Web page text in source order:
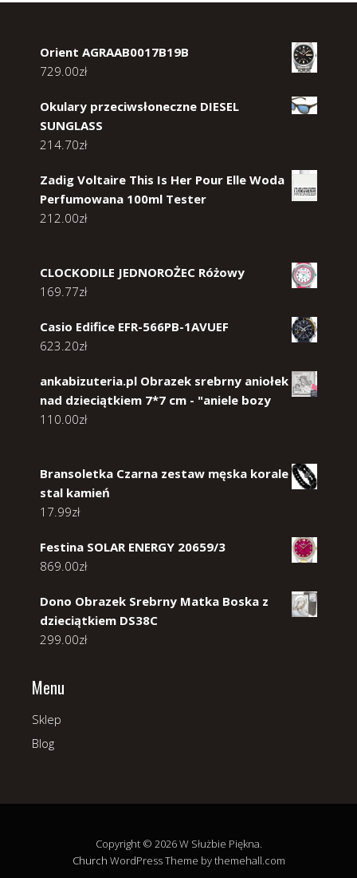
Orient AGRAAB0017B19B
729.00zł
Okulary przeciwsłoneczne DIESEL
SUNGLASS
214.70zł
Zadig Voltaire This Is Her Pour Elle Woda
Perfumowana 100ml Tester
212.00zł
CLOCKODILE JEDNOROŻEC Różowy
169.77zł
Casio Edifice EFR-566PB-1AVUEF
623.20zł
ankabizuteria.pl Obrazek srebrny aniołek
nad dzieciątkiem 7*7 cm - "aniele bozy
110.00zł
Bransoletka Czarna zestaw męska korale
stal kamień
17.99zł
Festina SOLAR ENERGY 20659/3
869.00zł
Dono Obrazek Srebrny Matka Boska z
dzieciątkiem DS38C
299.00zł
Menu
Sklep
Blog
Copyright © 2026 W Służbie Piękna.
Church WordPress Theme by themehall.com